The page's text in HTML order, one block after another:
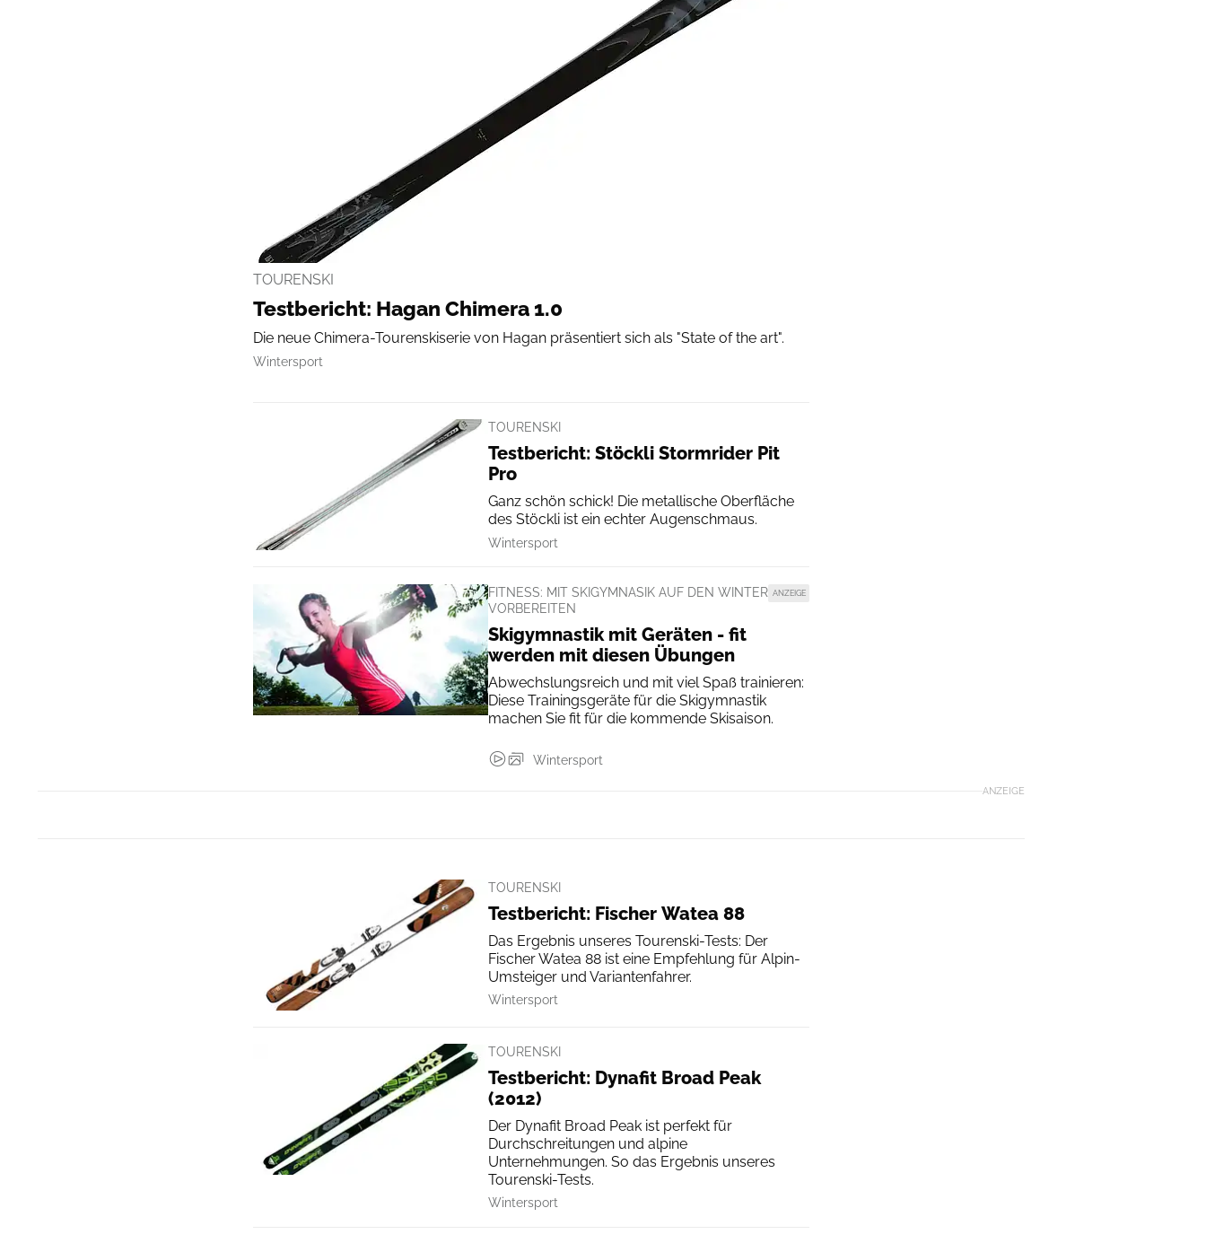
TOURENSKI
Testbericht: Hagan Chimera 1.0
Die neue Chimera-Tourenskiserie von Hagan präsentiert sich als "State of the art".
Wintersport
TOURENSKI
Testbericht: Stöckli Stormrider Pit
Pro
Ganz schön schick! Die metallische Oberfläche
des Stöckli ist ein echter Augenschmaus.
Wintersport
ANZEIGE
FITNESS: MIT SKIGYMNASIK AUF DEN WINTER
VORBEREITEN
Skigymnastik mit Geräten - fit
werden mit diesen Übungen
Abwechslungsreich und mit viel Spaß trainieren:
Diese Trainingsgeräte für die Skigymnastik
machen Sie fit für die kommende Skisaison.
Wintersport
ANZEIGE
TOURENSKI
Testbericht: Fischer Watea 88
Das Ergebnis unseres Tourenski-Tests: Der
Fischer Watea 88 ist eine Empfehlung für Alpin-
Umsteiger und Variantenfahrer.
Wintersport
TOURENSKI
Testbericht: Dynafit Broad Peak
(2012)
Der Dynafit Broad Peak ist perfekt für
Durchschreitungen und alpine
Unternehmungen. So das Ergebnis unseres
Tourenski-Tests.
Wintersport